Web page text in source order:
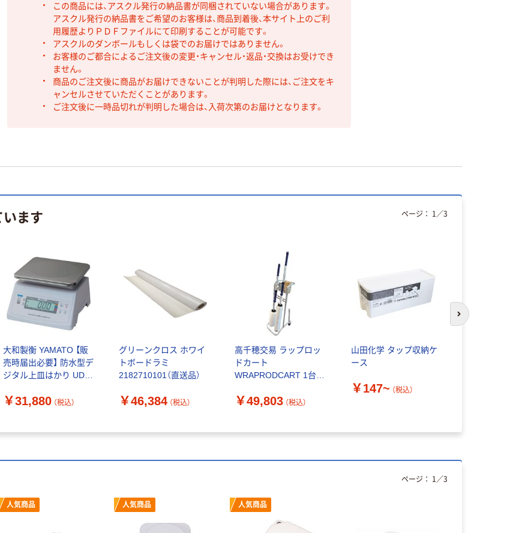
この商品には、アスクル発行の納品書が同梱されていない場合があります。
アスクル発行の納品書をご希望のお客様は、商品到着後、本サイト上のご利
用履歴よりＰＤＦファイルにて印刷することが可能です。
アスクルのダンボールもしくは袋でのお届けではありません。
お客様のご都合によるご注文後の変更・キャンセル・返品・交換はお受けでき
ません。
商品のご注文後に商品がお届けできないことが判明した際には、ご注文をキ
ャンセルさせていただくことがあります。
ご注文後に一時品切れが判明した場合は、入荷次第のお届けとなります。
ます
大和製衡 YAMATO 【販
売時届出必要】 防水型デ
ジタル上皿はかり UDS
UDS-211W-20K 1台（直
￥31,880 （税込）
グリーンクロス ホワイ
トボードラミ
2182710101（直送品）
￥46,384 （税込）
高千穂交易 ラップロッ
ドカート
WRAPRODCART 1台
￥49,803 （税込）
山田化学 タップ収納ケ
ース
￥147~ （税込）
ページ： 1 ／3
次のスライド
人気商品 人気商品 人気商品
ページ： 1 ／3